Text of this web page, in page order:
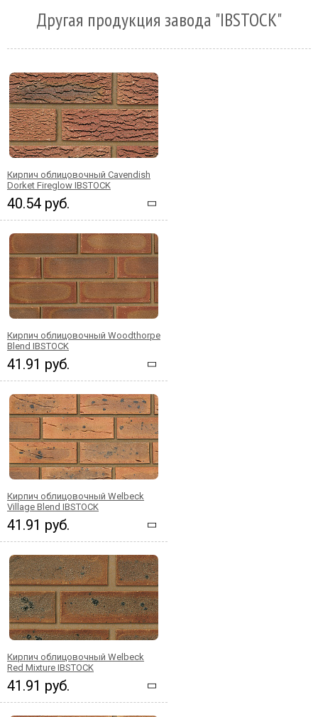
Другая продукция завода "IBSTOCK"
Кирпич облицовочный Cavendish
Dorket Fireglow IBSTOCK
40.54 руб.
Кирпич облицовочный Woodthorpe
Blend IBSTOCK
41.91 руб.
Кирпич облицовочный Welbeck
Village Blend IBSTOCK
41.91 руб.
Кирпич облицовочный Welbeck
Red Mixture IBSTOCK
41.91 руб.